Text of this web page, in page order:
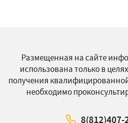
Размещенная на сайте
использована только в
получения
необходимо
8(812)407-